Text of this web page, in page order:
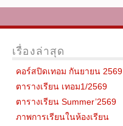
เรื่องล่าสุด
คอร์สปิดเทอม กันยายน 2569
ตารางเรียน เทอม1/2569
ตารางเรียน Summer’2569
ภาพการเรียนในห้องเรียน